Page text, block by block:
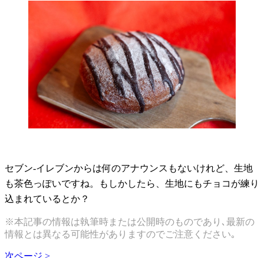
セブン-イレブンからは何のアナウンスもないけれど、生地
も茶色っぽいですね。もしかしたら、生地にもチョコが練り
込まれているとか？
※本記事の情報は執筆時または公開時のものであり､最新の
情報とは異なる可能性がありますのでご注意ください｡
次ページ >